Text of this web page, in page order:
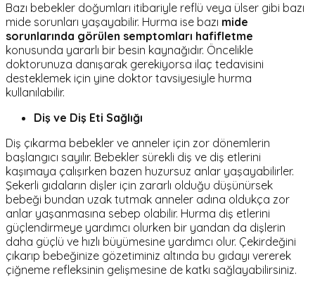
Bazı bebekler doğumları itibariyle reflü veya ülser gibi bazı
mide sorunları yaşayabilir. Hurma ise bazı mide
sorunlarında görülen semptomları hafifletme
konusunda yararlı bir besin kaynağıdır. Öncelikle
doktorunuza danışarak gerekiyorsa ilaç tedavisini
desteklemek için yine doktor tavsiyesiyle hurma
kullanılabilir.
Diş ve Diş Eti Sağlığı
Diş çıkarma bebekler ve anneler için zor dönemlerin
başlangıcı sayılır. Bebekler sürekli diş ve diş etlerini
kaşımaya çalışırken bazen huzursuz anlar yaşayabilirler.
Şekerli gıdaların dişler için zararlı olduğu düşünürsek
bebeği bundan uzak tutmak anneler adına oldukça zor
anlar yaşanmasına sebep olabilir. Hurma diş etlerini
güçlendirmeye yardımcı olurken bir yandan da dişlerin
daha güçlü ve hızlı büyümesine yardımcı olur. Çekirdeğini
çıkarıp bebeğinize gözetiminiz altında bu gıdayı vererek
çiğneme refleksinin gelişmesine de katkı sağlayabilirsiniz.